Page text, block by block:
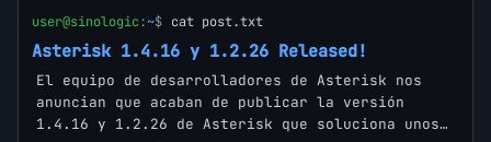
user@sinologic:~$ cat post.txt
Asterisk 1.4.16 y 1.2.26 Released!
El equipo de desarrolladores de Asterisk nos
anuncian que acaban de publicar la versión
1.4.16 y 1.2.26 de Asterisk que soluciona unos…